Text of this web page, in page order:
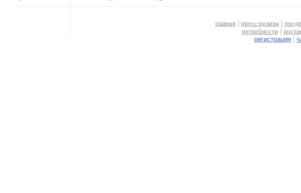
главная| пресс-релизы
потребности
регистрация|